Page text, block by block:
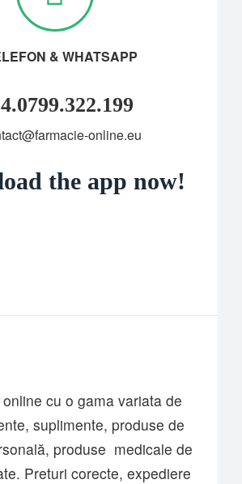
& WHATSAPP
online.eu
the app now!
cu o gama variata de
suplimente, produse de
produse medicale de
Preturi corecte, expediere